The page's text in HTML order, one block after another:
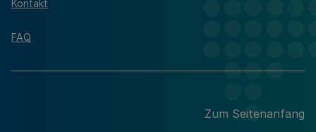
Kontakt
FAQ
Zum Seitenanfang